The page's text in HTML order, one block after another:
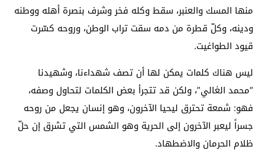
منها المسك والعنبر، سقط وكله فخر وشرف بنصرة أهله ووطنه
ودينه، وﻛﻞّ ﻗﻄﺮﺓ من ﺩمه ﺳﻘﺖ تراب ﺍﻟﻮﻃﻦ، ﻭروحه ﻛﺴّﺮت
ﻗﻴﻮﺩ ﺍﻟﻄﻮﺍﻏﻴﺖ.
ﻟﻴﺲ ﻫﻨﺎﻙ ﻛﻠﻤات ﻳﻤﻜﻦ ﻟﻬﺎ ﺃﻥ ﺗﺼﻒ شهداءنا، وشهيدنا
“محمد الغالي”، ﻭﻟﻜﻦ ﻗﺪ ﺗﺘﺠﺮﺃ ﺑﻌﺾ ﺍﻟﻜﻠﻤﺎﺕ ﻟﺘﺤﺎﻭﻝ ﻭﺻﻔﻪ،
ﻓﻬﻮ: ﺷﻤﻌﺔ ﺗﺤﺘﺮﻕ ﻟﻴﺤﻴﺎ ﺍﻵﺧﺮﻭﻥ، ﻭﻫﻮ ﺇﻧﺴﺎﻥ ﻳﺠﻌﻞ ﻣﻦ روحه
ﺟﺴﺮﺍً ﻟﻴﻌﺒﺮ ﺍﻵﺧﺮﻭﻥ ﺇﻟﻰ ﺍﻟﺤﺮﻳﺔ ﻭﻫﻮ ﺍﻟﺸﻤﺲ ﺍﻟﺘﻲ ﺗﺸﺮﻕ ﺇﻥ ﺣﻞّ
ﻇﻼﻡ ﺍﻟﺤﺮﻣﺎﻥ ﻭﺍﻻﺿﻄﻬﺎﺩ.